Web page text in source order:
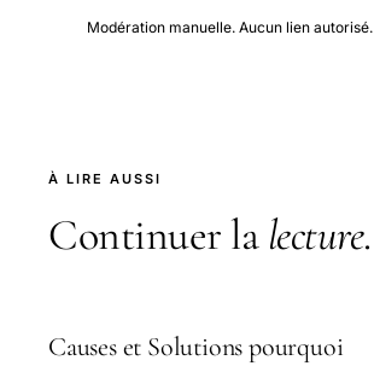
Modération manuelle. Aucun lien autorisé.
À LIRE AUSSI
Continuer la lecture.
Causes et Solutions pourquoi